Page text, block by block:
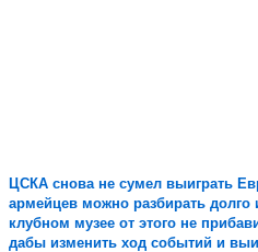
ЦСКА снова не сумел выиграть
армейцев можно разбирать
клубном музее от этого не
дабы изменить ход событий и